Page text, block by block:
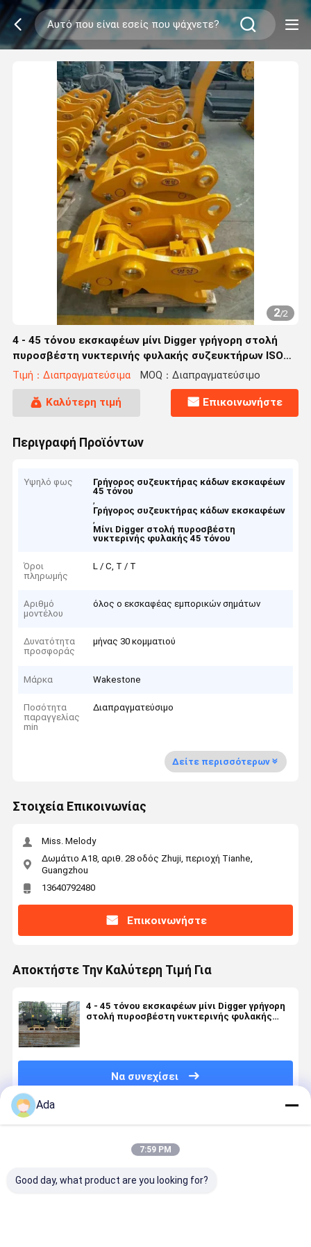
2/2
4 - 45 τόνου εκσκαφέων μίνι Digger γρήγορη στολή
πυροσβέστη νυκτερινής φυλακής συζευκτήρων ISO
κάδων
Τιμή：Διαπραγματεύσιμα MOQ：Διαπραγματεύσιμο
Καλύτερη τιμή Επικοινωνήστε
Περιγραφή Προϊόντων
Υψηλό φως
Γρήγορος συζευκτήρας κάδων εκσκαφέων
45 τόνου
,
Γρήγορος συζευκτήρας κάδων εκσκαφέων
,
Μίνι Digger στολή πυροσβέστη
νυκτερινής φυλακής 45 τόνου
Όροι
πληρωμής
L / C, T / T
Αριθμό
μοντέλου
όλος ο εκσκαφέας εμπορικών σημάτων
Δυνατότητα
προσφοράς
μήνας 30 κομματιού
Μάρκα Wakestone
Ποσότητα
παραγγελίας
min
Διαπραγματεύσιμο
Δείτε περισσότερων
Στοιχεία Επικοινωνίας
Miss. Melody
Δωμάτιο Α18, αριθ. 28 οδός Zhuji, περιοχή Tianhe,
Guangzhou
13640792480
Επικοινωνήστε
Αποκτήστε Την Καλύτερη Τιμή Για
4 - 45 τόνου εκσκαφέων μίνι Digger γρήγορη
στολή πυροσβέστη νυκτερινής φυλακής
Να συνεχίσει
Συνιστώμενα Προϊόντα
Ada
7:59 PM
Good day, what product are you looking for?